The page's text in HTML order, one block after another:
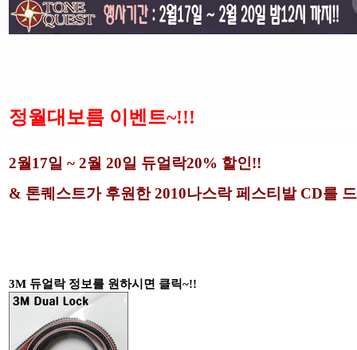
정월대보름 이벤트~!!!
2월17일 ~ 2월 20일 듀얼락20% 할인!!
& 톤퀘스트가 후원한 2010나스락 페스티발 CD를
3M 듀얼락 정보를 원하시면 클릭~!!